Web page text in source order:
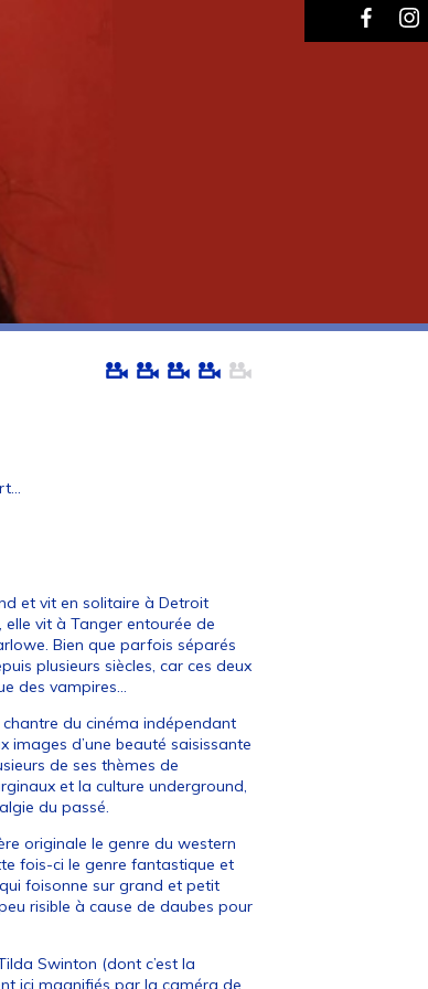
et vit en solitaire à Detroit
elle vit à Tanger entourée de
Bien que parfois séparés
plusieurs siècles, car ces deux
des vampires…
chantre du cinéma indépendant
images d’une beauté saisissante
de ses thèmes de
et la culture underground,
du passé.
originale le genre du western
fois-ci le genre fantastique et
foisonne sur grand et petit
risible à cause de daubes pour
Swinton (dont c’est la
ici magnifiés par la caméra de